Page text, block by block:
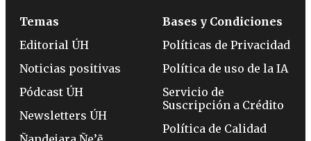
Temas
Editorial ÚH
Noticias positivas
Pódcast ÚH
Newsletters ÚH
Bases y Condiciones
Políticas de Privacidad
Política de uso de la IA
Servicio de
Suscripción a Crédito
Política de Calidad